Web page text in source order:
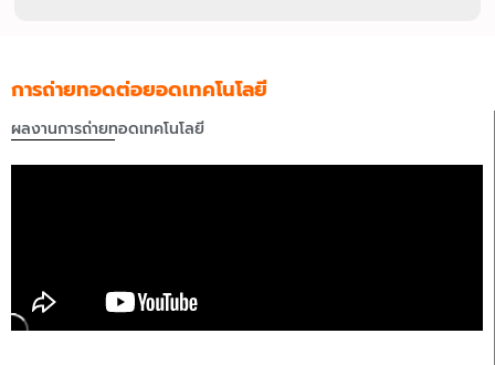
การถ่ายทอดต่อยอดเทคโนโลยี
ผลงานการถ่ายทอดเทคโนโลยี